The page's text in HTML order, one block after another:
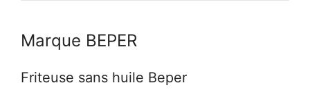
Marque BEPER
Friteuse sans huile Beper